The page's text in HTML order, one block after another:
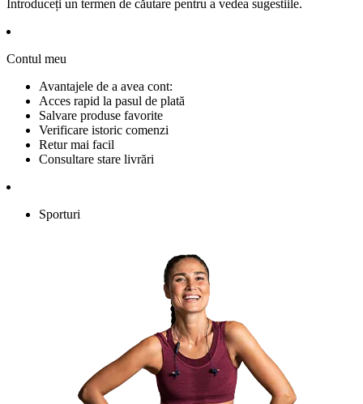
Introduceți un termen de căutare pentru a vedea sugestiile.
Contul meu
Avantajele de a avea cont:
Acces rapid la pasul de plată
Salvare produse favorite
Verificare istoric comenzi
Retur mai facil
Consultare stare livrări
Sporturi